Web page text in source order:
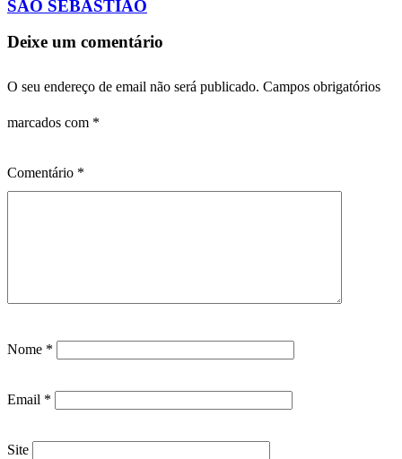
SÃO SEBASTIÃO
Deixe um comentário
O seu endereço de email não será publicado. Campos obrigatórios
marcados com *
Comentário *
Nome *
Email *
Site